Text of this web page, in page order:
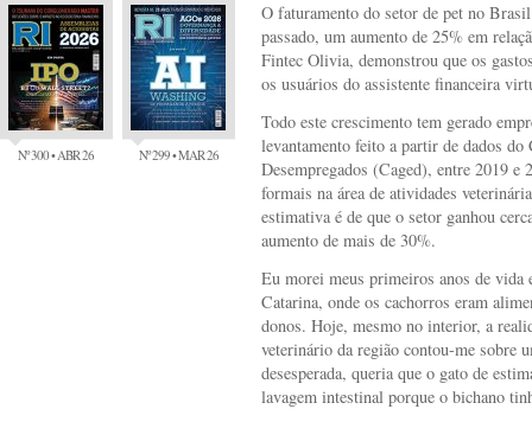
Nº 300 • ABR 26 Nº 299 • MAR 26
O faturamento do setor de pet no
passado, um aumento de 25% em
Fintec Olivia, demonstrou que os
os usuários do assistente financeira
Todo este crescimento tem gerado
levantamento feito a partir de dados do
Desempregados (Caged), entre 2019 e
formais na área de atividades
estimativa é de que o setor ganhou
aumento de mais de 30%.
Eu morei meus primeiros anos de vida
Catarina, onde os cachorros eram
donos. Hoje, mesmo no interior, a
veterinário da região contou-me sobre
desesperada, queria que o gato de
lavagem intestinal porque o bichano